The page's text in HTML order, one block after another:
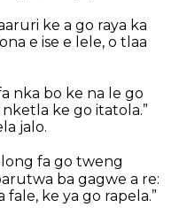
ke a go raya ka
e ise e lele, o tlaa
nka bo ke na le go
ke go itatola.”
jalo.
fa go tweng
ba gagwe a re:
fale, ke ya go rapela.”